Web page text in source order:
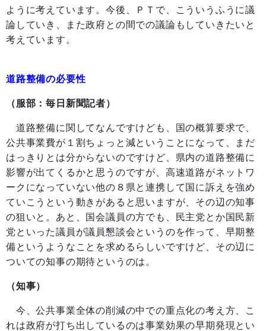
ように考えています。今後、ＰＴで、こういうふうに議
論していき、また政府との間での議論もしていきたいと
考えています。
道路整備の必要性
（服部：毎日新聞記者）
道路整備に関してなんですけども、国の概算要求で、
公共事業費が１割ちょっと減ということになって、まだ
はっきりとは分からないのですけど、県内の道路整備に
影響が出てくるかと思うのですが、高速道路がネットワ
ークになっていない他の８県と連携して国に訴えを強め
ていこうという動きがあると思いますが、その辺の知事
の狙いと。あと、国会議員の方でも、民主党とか国民新
党といった議員が議員懇談会というのを作って、早期整
備というようなことを求めるらしいですけど、その辺に
ついての知事の期待というのは。
（知事）
今、公共事業全体の削減の中での重点化の考え方、こ
れは政府が打ち出しているのは事業効果の早期発現とい